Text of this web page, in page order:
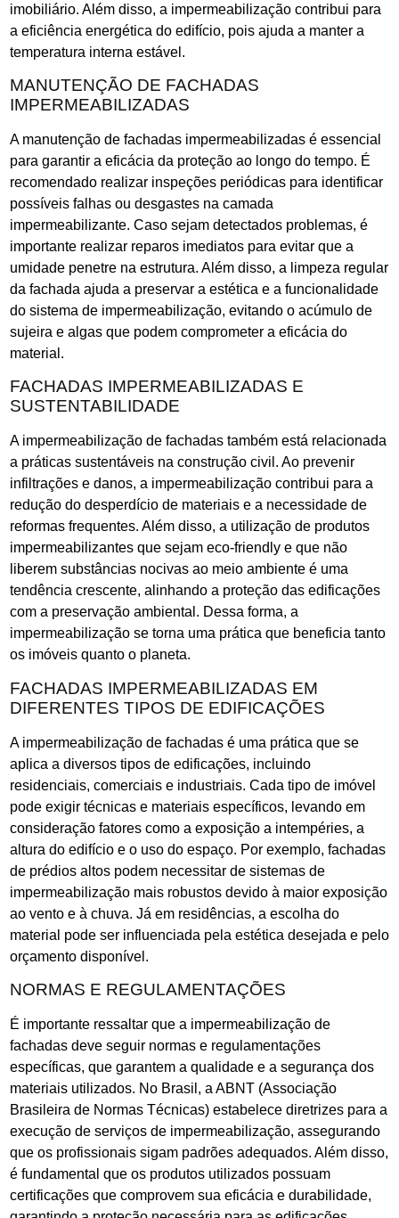
imobiliário. Além disso, a impermeabilização contribui para
a eficiência energética do edifício, pois ajuda a manter a
temperatura interna estável.
MANUTENÇÃO DE FACHADAS
IMPERMEABILIZADAS
A manutenção de fachadas impermeabilizadas é essencial
para garantir a eficácia da proteção ao longo do tempo. É
recomendado realizar inspeções periódicas para identificar
possíveis falhas ou desgastes na camada
impermeabilizante. Caso sejam detectados problemas, é
importante realizar reparos imediatos para evitar que a
umidade penetre na estrutura. Além disso, a limpeza regular
da fachada ajuda a preservar a estética e a funcionalidade
do sistema de impermeabilização, evitando o acúmulo de
sujeira e algas que podem comprometer a eficácia do
material.
FACHADAS IMPERMEABILIZADAS E
SUSTENTABILIDADE
A impermeabilização de fachadas também está relacionada
a práticas sustentáveis na construção civil. Ao prevenir
infiltrações e danos, a impermeabilização contribui para a
redução do desperdício de materiais e a necessidade de
reformas frequentes. Além disso, a utilização de produtos
impermeabilizantes que sejam eco-friendly e que não
liberem substâncias nocivas ao meio ambiente é uma
tendência crescente, alinhando a proteção das edificações
com a preservação ambiental. Dessa forma, a
impermeabilização se torna uma prática que beneficia tanto
os imóveis quanto o planeta.
FACHADAS IMPERMEABILIZADAS EM
DIFERENTES TIPOS DE EDIFICAÇÕES
A impermeabilização de fachadas é uma prática que se
aplica a diversos tipos de edificações, incluindo
residenciais, comerciais e industriais. Cada tipo de imóvel
pode exigir técnicas e materiais específicos, levando em
consideração fatores como a exposição a intempéries, a
altura do edifício e o uso do espaço. Por exemplo, fachadas
de prédios altos podem necessitar de sistemas de
impermeabilização mais robustos devido à maior exposição
ao vento e à chuva. Já em residências, a escolha do
material pode ser influenciada pela estética desejada e pelo
orçamento disponível.
NORMAS E REGULAMENTAÇÕES
É importante ressaltar que a impermeabilização de
fachadas deve seguir normas e regulamentações
específicas, que garantem a qualidade e a segurança dos
materiais utilizados. No Brasil, a ABNT (Associação
Brasileira de Normas Técnicas) estabelece diretrizes para a
execução de serviços de impermeabilização, assegurando
que os profissionais sigam padrões adequados. Além disso,
é fundamental que os produtos utilizados possuam
certificações que comprovem sua eficácia e durabilidade,